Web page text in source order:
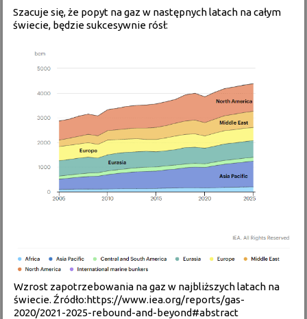
Szacuje się, że popyt na gaz w następnych latach na całym
świecie, będzie sukcesywnie rósł:
Wzrost zapotrzebowania na gaz w najbliższych latach na
świecie. Źródło:https://www.iea.org/reports/gas-
2020/2021-2025-rebound-and-beyond#abstract